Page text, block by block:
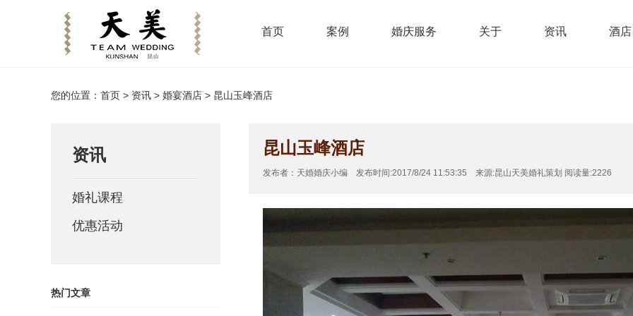
首页 案例 婚庆服务 关于 资讯 酒店
您的位置： 首页 > 资讯 > 婚宴酒店 > 昆山玉峰酒店
资讯
婚礼课程
优惠活动
热门文章
昆山玉峰酒店
发布者：天婚婚庆小编 发布时间:2017/8/24 11:53:35 来源:昆山天美婚礼策划 阅读量:2226